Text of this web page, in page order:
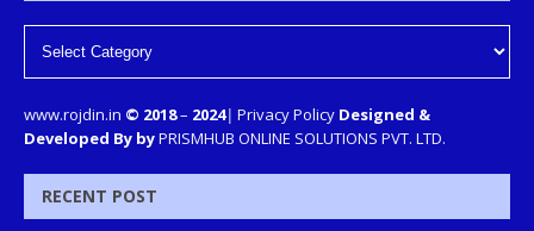
www.rojdin.in © 2018– 2024| Privacy Policy Designed &
Developed By byPRISMHUB ONLINE SOLUTIONS PVT. LTD.
RECENT POST